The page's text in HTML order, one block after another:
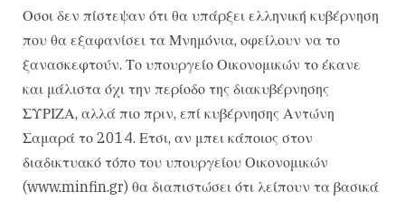
Ο​​σοι δεν πίστεψαν ότι θα υπάρξει ελληνική κυβέρνηση
που θα εξαφανίσει τα Μνημόνια, οφείλουν να το
ξανασκεφτούν. Το υπουργείο Οικονομικών το έκανε
και μάλιστα όχι την περίοδο της διακυβέρνησης
ΣΥΡΙΖΑ, αλλά πιο πριν, επί κυβέρνησης Αντώνη
Σαμαρά το 2014. Ετσι, αν μπει κάποιος στον
διαδικτυακό τόπο του υπουργείου Οικονομικών
(www.minfin.gr) θα διαπιστώσει ότι λείπουν τα βασικά